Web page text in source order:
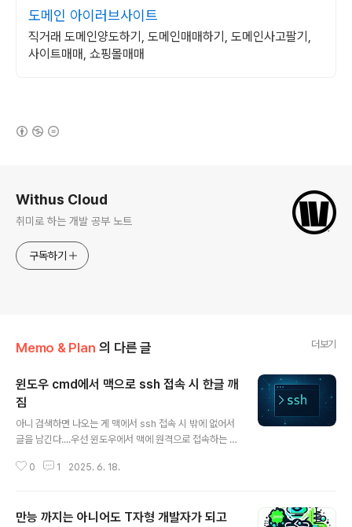
도메인 아이러브사이트
직거래 도메인양도하기, 도메인매매하기, 도메인사고팔기,
사이트매매, 쇼핑몰매매
Withus Cloud
취미로 하는 개발 공부 노트
구독하기
Memo & Plan 의 다른 글 더보기
윈도우 cmd에서 맥으로 ssh 접속 시 한글 깨
짐
아니 검색하면 나오는 게 맥에서 ssh 접속 시 밖에 없어서
글을 남긴다....우선 윈도우에서 맥에 원격으로 접속하는 방
가 있었다.ctrl+space를 해도 화면상에서 한/영 전환이
황에서 할만한 방법은 SSH였다. (VNC를 쓰면서 가능한
0 1 2025. 6. 18.
만능 까지는 아니어도 T자형 개발자가 되고